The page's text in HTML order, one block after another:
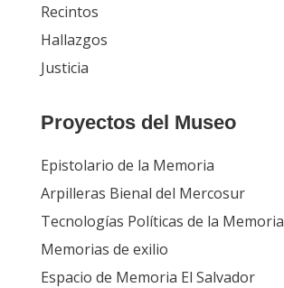
Recintos
Hallazgos
Justicia
Proyectos del Museo
Epistolario de la Memoria
Arpilleras Bienal del Mercosur
Tecnologías Políticas de la Memoria
Memorias de exilio
Espacio de Memoria El Salvador